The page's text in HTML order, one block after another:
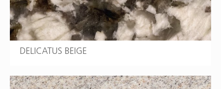
DELICATUS BEIGE